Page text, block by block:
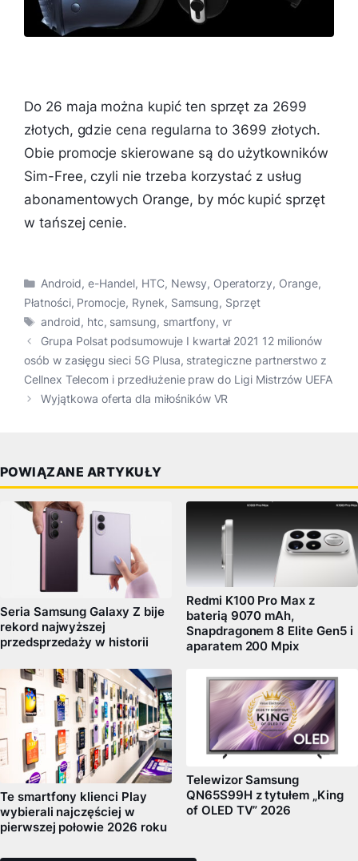
Do 26 maja można kupić ten sprzęt za 2699
złotych, gdzie cena regularna to 3699 złotych.
Obie promocje skierowane są do użytkowników
Sim-Free, czyli nie trzeba korzystać z usług
abonamentowych Orange, by móc kupić sprzęt
w tańszej cenie.
Kategorie
Android, e-Handel, HTC, Newsy, Operatorzy, Orange,
Płatności, Promocje, Rynek, Samsung, Sprzęt
Tagi
android, htc, samsung, smartfony, vr
Grupa Polsat podsumowuje I kwartał 2021 12 milionów
osób w zasięgu sieci 5G Plusa, strategiczne partnerstwo z
Cellnex Telecom i przedłużenie praw do Ligi Mistrzów UEFA
Wyjątkowa oferta dla miłośników VR
POWIĄZANE ARTYKUŁY
Seria Samsung Galaxy Z bije
rekord najwyższej
przedsprzedaży w historii
Redmi K100 Pro Max z
baterią 9070 mAh,
Snapdragonem 8 Elite Gen5 i
aparatem 200 Mpix
Te smartfony klienci Play
wybierali najczęściej w
pierwszej połowie 2026 roku
Telewizor Samsung
QN65S99H z tytułem „King
of OLED TV” 2026